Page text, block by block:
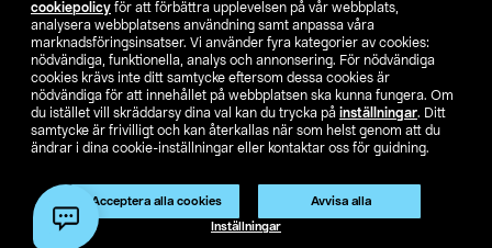
cookiepolicy för att förbättra upplevelsen på vår webbplats,
analysera webbplatsens användning samt anpassa våra
marknadsföringsinsatser. Vi använder fyra kategorier av cookies:
nödvändiga, funktionella, analys och annonsering. För nödvändiga
cookies krävs inte ditt samtycke eftersom dessa cookies är
nödvändiga för att innehållet på webbplatsen ska kunna fungera. Om
du istället vill skräddarsy dina val kan du trycka på inställningar. Ditt
samtycke är frivilligt och kan återkallas när som helst genom att du
ändrar i dina cookie-inställningar eller kontaktar oss för guidning.
Acceptera alla cookies Avvisa alla
Inställningar
Produkten har utgått
Artikelnr: 50-8368
SE NO FI
Ändra till priser exklusive moms